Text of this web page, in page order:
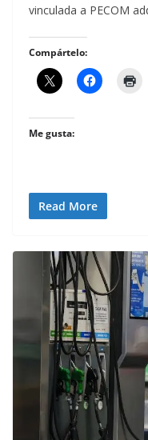
vinculada a PECOM
Compártelo:
Me gusta:
Read More